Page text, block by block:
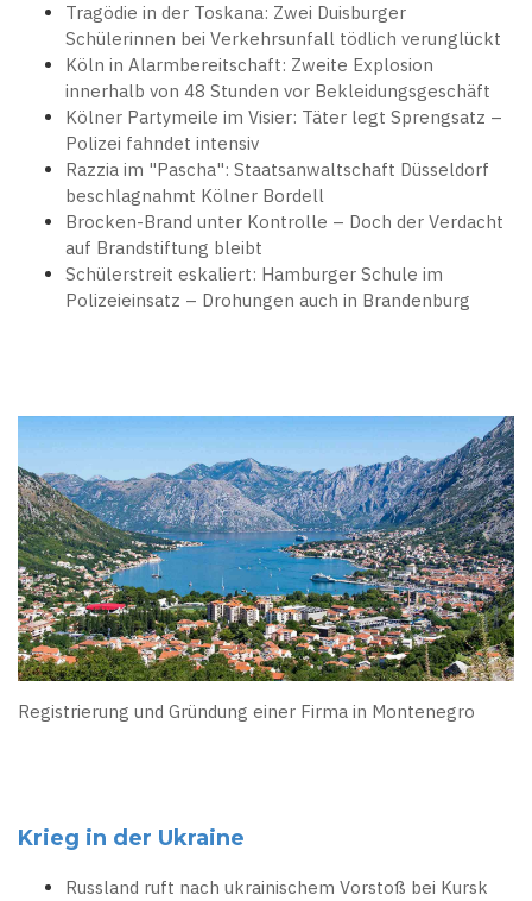
Tragödie in der Toskana: Zwei Duisburger
Schülerinnen bei Verkehrsunfall tödlich verunglückt
Köln in Alarmbereitschaft: Zweite Explosion
innerhalb von 48 Stunden vor Bekleidungsgeschäft
Kölner Partymeile im Visier: Täter legt Sprengsatz –
Polizei fahndet intensiv
Razzia im "Pascha": Staatsanwaltschaft Düsseldorf
beschlagnahmt Kölner Bordell
Brocken-Brand unter Kontrolle – Doch der Verdacht
auf Brandstiftung bleibt
Schülerstreit eskaliert: Hamburger Schule im
Polizeieinsatz – Drohungen auch in Brandenburg
Registrierung und Gründung einer Firma in Montenegro
Krieg in der Ukraine
Russland ruft nach ukrainischem Vorstoß bei Kursk